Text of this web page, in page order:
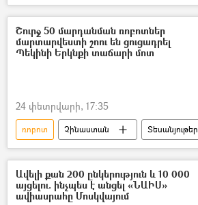
առողջության ապահովագրություն
Նիկոլ Փաշինյան
Շուրջ 50 մարդանման ռոբոտներ
մարտարվեստի շոու են ցուցադրել
Պեկինի Երկնքի տաճարի մոտ
24 փետրվարի, 17:35
ռոբոտ Չինաստան
Տեսանյութեր
տեսանյութ
Ավելի քան 200 ընկերություն և 10 000
այցելու. ինչպես է անցել «ՆԱԻՍ»
ավիասրահը Մոսկվայում